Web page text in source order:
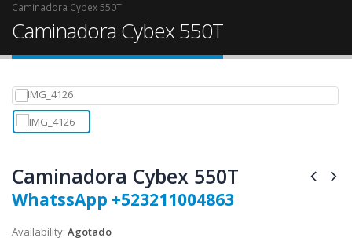
Caminadora Cybex 550T
Caminadora Cybex 550T
Caminadora Cybex 550T
WhatssApp +523211004863
Availability: Agotado